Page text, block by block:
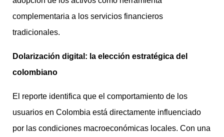
complementaria a los servicios financieros
tradicionales.
Dolarización digital: la elección estratégica del
colombiano
El reporte identifica que el comportamiento de los
usuarios en Colombia está directamente influenciado
por las condiciones macroeconómicas locales. Con una